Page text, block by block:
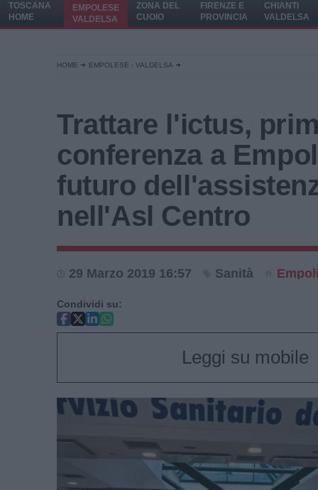
TOSCANA
HOME
EMPOLESE
VALDELSA
ZONA DEL
CUOIO
FIRENZE E
PROVINCIA
CHIANTI
VALDELSA
HOME EMPOLESE - VALDELSA
Trattare l'ictus,
conferenza a
futuro
nell'Asl Centro
29 Marzo 2019 16:57 Sanità
Condividi su:
Leggi su mobile